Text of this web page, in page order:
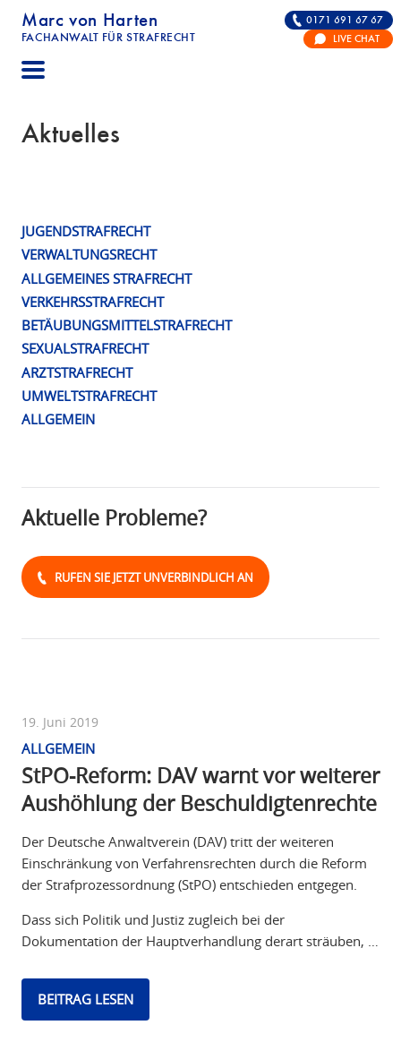
Marc von Harten
FACHANWALT FÜR STRAFRECHT
STRAFRECHT | RECHTSANWALT FÜR DIE
0171 691 67 67
LIVE CHAT
Aktuelles
Schlagwort:
StPO
JUGENDSTRAFRECHT
VERWALTUNGSRECHT
ALLGEMEINES STRAFRECHT
VERKEHRSSTRAFRECHT
BETÄUBUNGSMITTELSTRAFRECHT
SEXUALSTRAFRECHT
ARZTSTRAFRECHT
UMWELTSTRAFRECHT
ALLGEMEIN
Aktuelle Probleme?
RUFEN SIE JETZT UNVERBINDLICH AN
19. Juni 2019
ALLGEMEIN
StPO-Reform: DAV warnt vor weiterer
Aushöhlung der Beschuldigtenrechte
Der Deutsche Anwaltverein (DAV) tritt der weiteren
Einschränkung von Verfahrensrechten durch die Reform
der Strafprozessordnung (StPO) entschieden entgegen.
Dass sich Politik und Justiz zugleich bei der
Dokumentation der Hauptverhandlung derart sträuben, …
BEITRAG LESEN